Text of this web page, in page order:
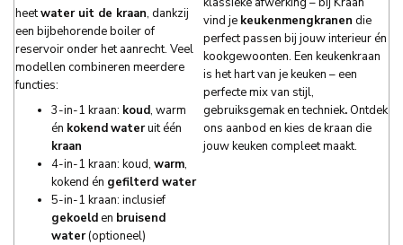
heetwater uit de kraan, dankzij
een bijbehorende boiler of
reservoir onder het aanrecht. Veel
modellen combineren meerdere
functies:
3-in-1 kraan: koud, warm
én kokendwateruit één
kraan
4-in-1 kraan: koud, warm,
kokend én gefilterd water
5-in-1 kraan: inclusief
gekoelden bruisend
water(optioneel)
vind je keukenmengkranen die
perfect passen bij jouw interieur én
kookgewoonten. Een keukenkraan
is het hart van je keuken – een
perfecte mix van stijl,
gebruiksgemak en techniek. Ontdek
ons aanbod en kies de kraan die
jouw keuken compleet maakt.